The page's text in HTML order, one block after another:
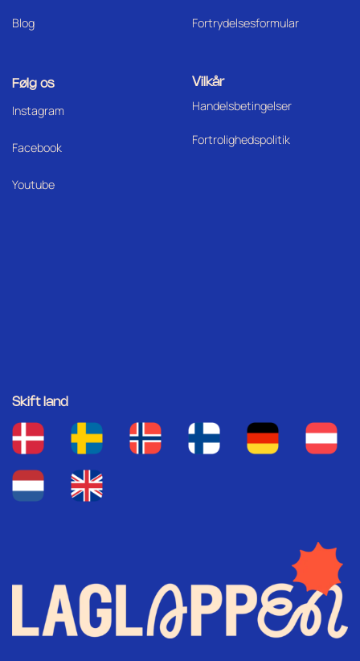
Blog Fortrydelsesformular
Følg os
Instagram
Facebook
Youtube
Vilkår
Handelsbetingelser
Fortrolighedspolitik
Skift land